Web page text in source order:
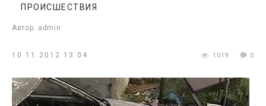
Автор: admin
ПРОИСШЕСТВИЯ
10.11.2012 13:04 1019 0